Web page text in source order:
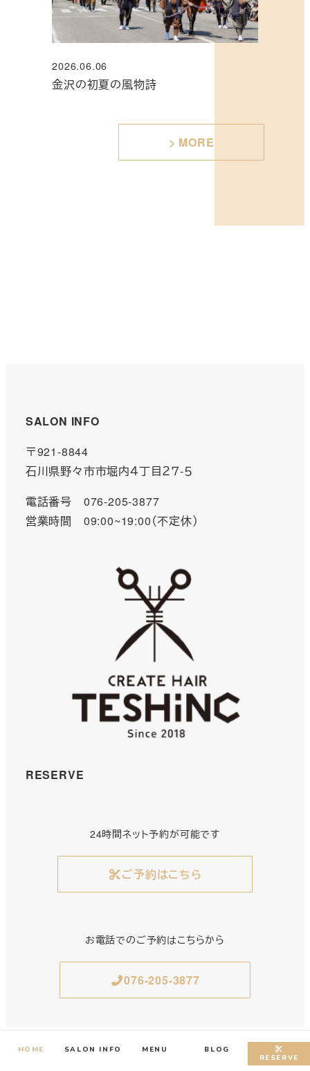
金沢の初夏の風物詩
投稿日
2026.06.06
> MORE
SALON INFO
〒921-8844
石川県野々市市堀内４丁目２７-５
電話番号 076-205-3877
営業時間 09:00~19:00（不定休）
RESERVE
24時間ネット予約が可能です
ご予約はこちら
お電話でのご予約はこちらから
076-205-3877
HOME SALON INFO MENU
BLOG
RESERVE